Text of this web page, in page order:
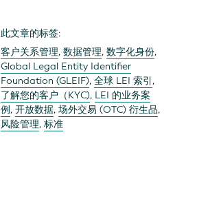
此文章的标签:
客户关系管理, 数据管理, 数字化身份,
Global Legal Entity Identifier
Foundation (GLEIF), 全球 LEI 索引 ,
了解您的客户（KYC), LEI 的业务案
例, 开放数据, 场外交易 (OTC) 衍生品,
风险管理, 标准